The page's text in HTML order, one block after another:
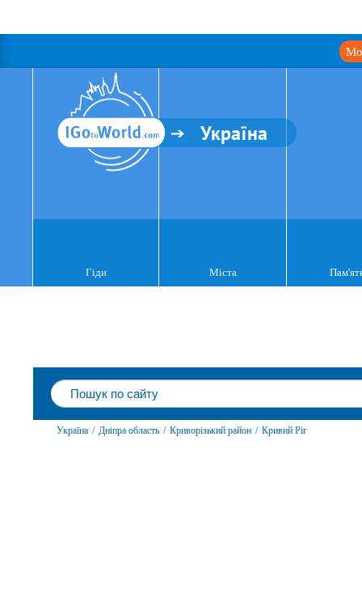
Україна
Гіди Міста
Україна / Дніпра область / Криворізький район / Кривий Ріг